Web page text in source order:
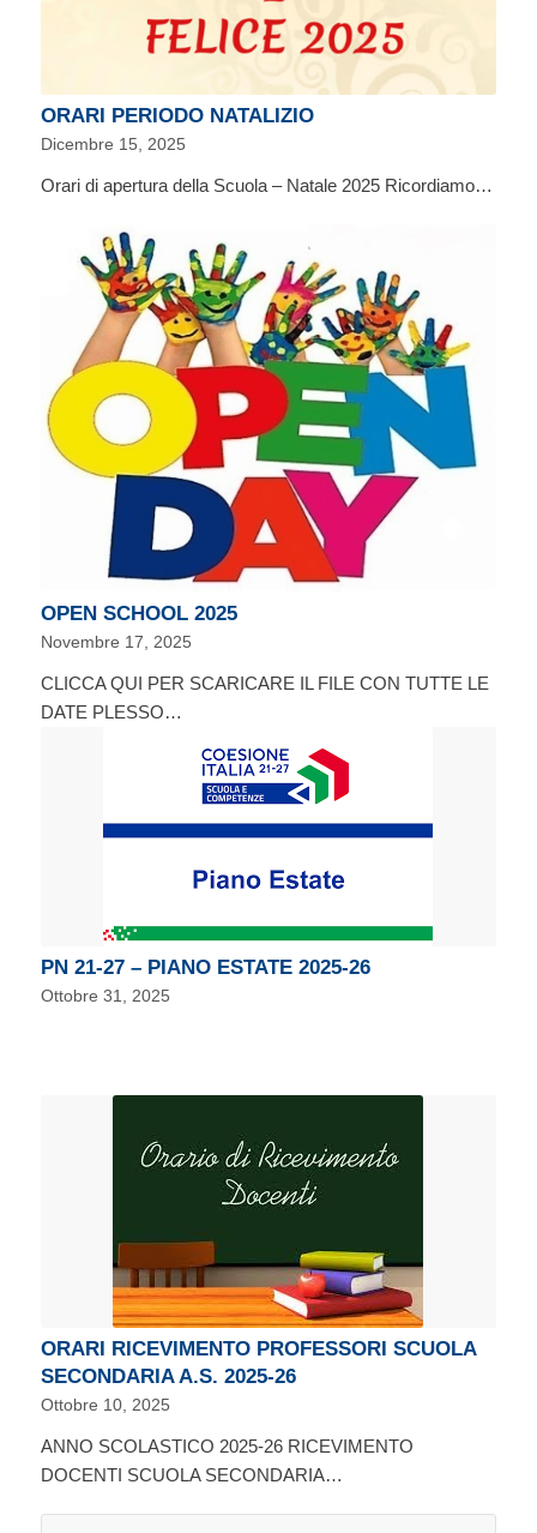
ORARI PERIODO NATALIZIO
Dicembre 15, 2025
Orari di apertura della Scuola – Natale 2025 Ricordiamo…
OPEN SCHOOL 2025
Novembre 17, 2025
CLICCA QUI PER SCARICARE IL FILE CON TUTTE LE
DATE PLESSO…
PN 21-27 – PIANO ESTATE 2025-26
Ottobre 31, 2025
ORARI RICEVIMENTO PROFESSORI SCUOLA
SECONDARIA A.S. 2025-26
Ottobre 10, 2025
ANNO SCOLASTICO 2025-26 RICEVIMENTO
DOCENTI SCUOLA SECONDARIA…